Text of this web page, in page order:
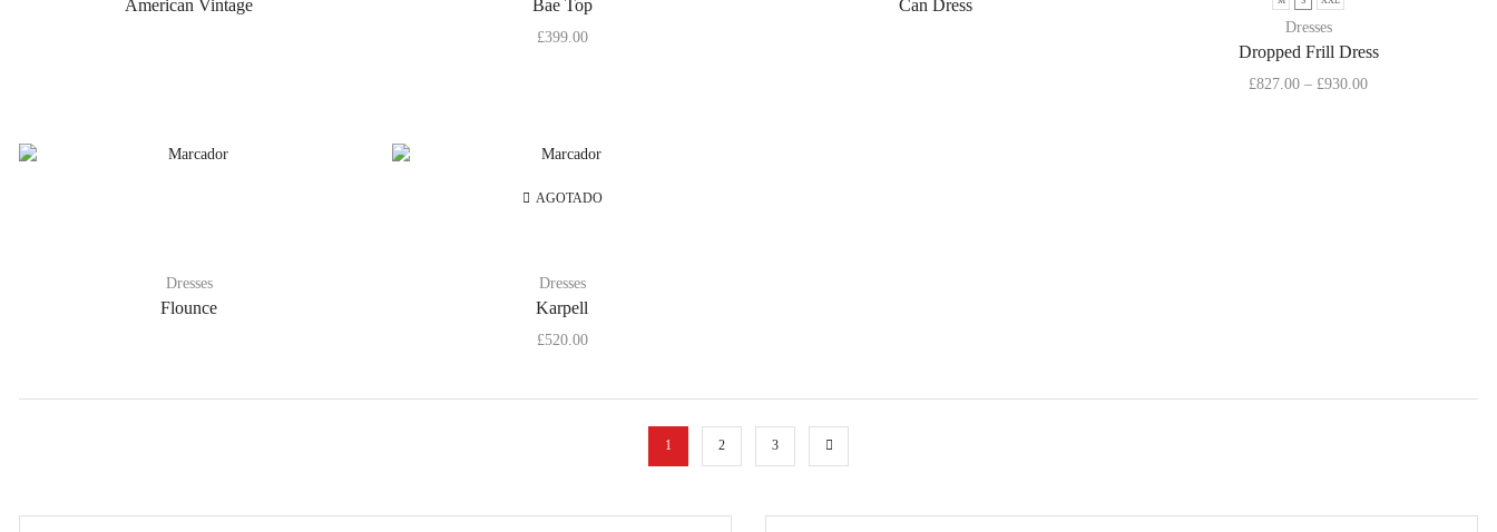
American Vintage Bae Top
£399.00
Can Dress
Dresses
Dropped Frill Dress
£827.00 – £930.00
Dresses
Flounce
AGOTADO
Dresses
Karpell
£520.00
1 2 3